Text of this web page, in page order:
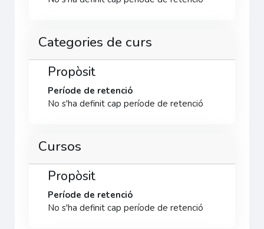
Categories de curs
Propòsit
Període de retenció
No s'ha definit cap període de retenció
Cursos
Propòsit
Període de retenció
No s'ha definit cap període de retenció